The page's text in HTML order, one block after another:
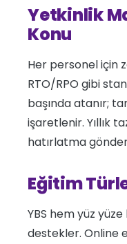
Yetkinlik
Konu
Her personel için
RTO/RPO gibi
başında atanır;
işaretlenir. Yıllık
hatırlatma
Eğitim
YBS hem yüz
destekler. Online